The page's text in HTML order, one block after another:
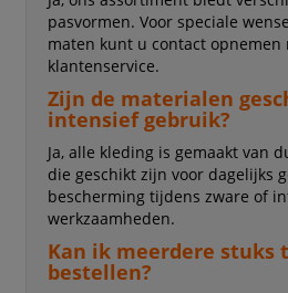
pasvormen. Voor speciale
maten kunt u contact opnemen
klantenservice.
Zijn de materialen
intensief gebruik?
Ja, alle kleding is gemaakt van
die geschikt zijn voor dagelijks
bescherming tijdens zware of
werkzaamheden.
Kan ik meerdere stuks
bestellen?